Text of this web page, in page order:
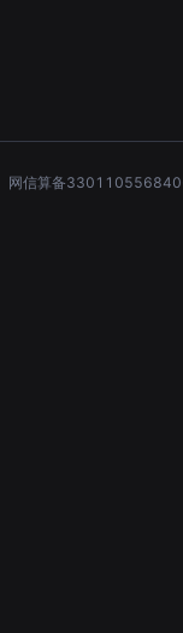
网信算备